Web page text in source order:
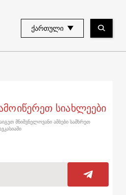
ᲥᲐᲠᲗᲣᲚᲘ
სიახლეები
მნიშვნელოვანი ამბები სამხრეთ